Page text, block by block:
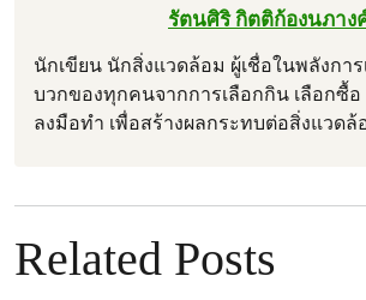
รัตนศิริ กิตติก้องนภาง
นักเขียน นักสิ่งแวดล้อม ผู้เชื่อในพลังการ
บวกของทุกคนจากการเลือกกิน เลือกซื้อ
ลงมือทำ เพื่อสร้างผลกระทบต่อสิ่งแวด
Related Posts